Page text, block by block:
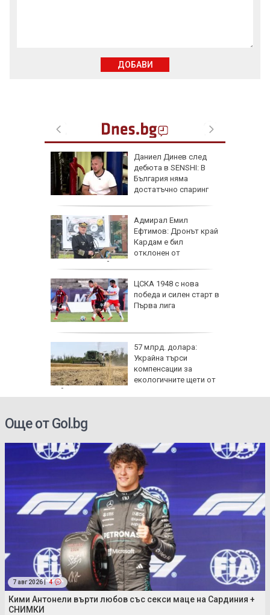
Даниел Динев след
дебюта в SENSHI: В
България няма
достатъчно спаринг
Адмирал Емил
Ефтимов: Дронът край
Кардам е бил
отклонен от
електронна война
ЦСКА 1948 с нова
победа и силен старт в
Първа лига
57 млрд. долара:
Украйна търси
компенсации за
екологичните щети от
войната
ДОБАВИ
Още от Gol.bg
7 авг 2026 | 4
Кими Антонели върти любов със секси маце на Сардиния +
СНИМКИ